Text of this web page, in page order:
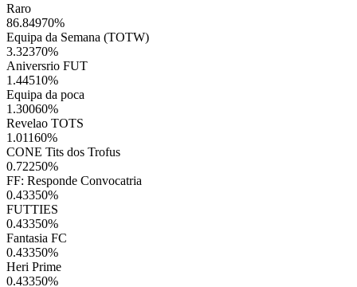
Raro
86.84970%
Equipa da Semana (TOTW)
3.32370%
Aniversrio FUT
1.44510%
Equipa da poca
1.30060%
Revelao TOTS
1.01160%
CONE Tits dos Trofus
0.72250%
FF: Responde Convocatria
0.43350%
FUTTIES
0.43350%
Fantasia FC
0.43350%
Heri Prime
0.43350%